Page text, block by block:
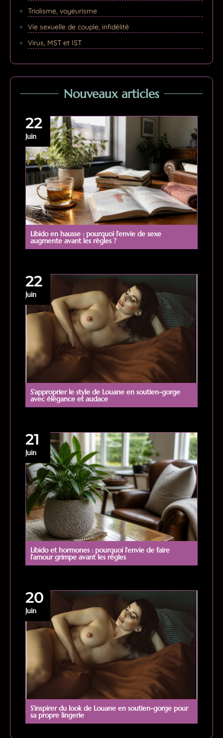
Triolisme, voyeurisme
Vie sexuelle de couple, infidélité
Virus, MST et IST
Nouveaux articles
22
Juin
Libido en hausse : pourquoi l’envie de sexe
augmente avant les règles ?
22
Juin
S’approprier le style de Louane en soutien-gorge
avec élégance et audace
21
Juin
Libido et hormones : pourquoi l’envie de faire
l’amour grimpe avant les règles
20
Juin
S’inspirer du look de Louane en soutien-gorge pour
sa propre lingerie